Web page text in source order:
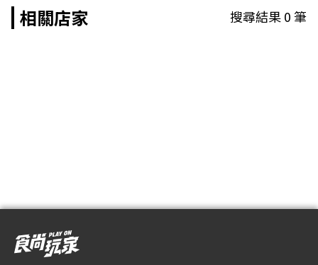
相關店家
搜尋結果0筆